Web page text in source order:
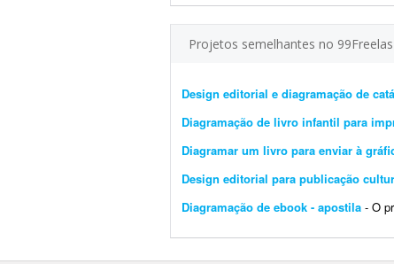
Projetos semelhantes no 99Freelas
Design editorial e diagramação de
Diagramação de livro infantil para
Diagramar um livro para enviar à
Design editorial para publicação
Diagramação de ebook - apostila - O